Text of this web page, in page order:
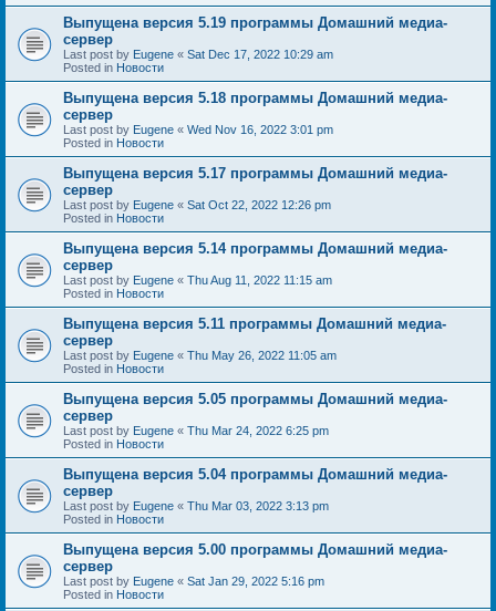
Выпущена версия 5.19 программы Домашний медиа-
сервер
Last post by Eugene « Sat Dec 17, 2022 10:29 am
Posted in Новости
Выпущена версия 5.18 программы Домашний медиа-
сервер
Last post by Eugene « Wed Nov 16, 2022 3:01 pm
Posted in Новости
Выпущена версия 5.17 программы Домашний медиа-
сервер
Last post by Eugene « Sat Oct 22, 2022 12:26 pm
Posted in Новости
Выпущена версия 5.14 программы Домашний медиа-
сервер
Last post by Eugene « Thu Aug 11, 2022 11:15 am
Posted in Новости
Выпущена версия 5.11 программы Домашний медиа-
сервер
Last post by Eugene « Thu May 26, 2022 11:05 am
Posted in Новости
Выпущена версия 5.05 программы Домашний медиа-
сервер
Last post by Eugene « Thu Mar 24, 2022 6:25 pm
Posted in Новости
Выпущена версия 5.04 программы Домашний медиа-
сервер
Last post by Eugene « Thu Mar 03, 2022 3:13 pm
Posted in Новости
Выпущена версия 5.00 программы Домашний медиа-
сервер
Last post by Eugene « Sat Jan 29, 2022 5:16 pm
Posted in Новости